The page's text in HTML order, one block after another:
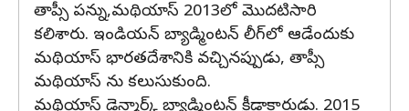
తాప్సీ పన్ను,మథియాస్ 2013లో మొదటిసారి
కలిశారు. ఇండియన్ బ్యాడ్మింటన్ లీగ్‌లో ఆడేందుకు
మథియాస్ భారతదేశానికి వచ్చినప్పుడు, తాప్సీ
మథియాస్ ను కలుసుకుంది.